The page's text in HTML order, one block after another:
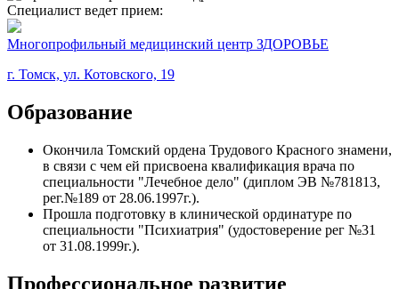
Специалист ведет прием:
Многопрофильный медицинский центр ЗДОРОВЬЕ
г. Томск, ул. Котовского, 19
Образование
Окончила Томский ордена Трудового Красного знамени,
в связи с чем ей присвоена квалификация врача по
специальности "Лечебное дело" (диплом ЭВ №781813,
рег.№189 от 28.06.1997г.).
Прошла подготовку в клинической ординатуре по
специальности "Психиатрия" (удостоверение рег №31
от 31.08.1999г.).
Профессиональное развитие